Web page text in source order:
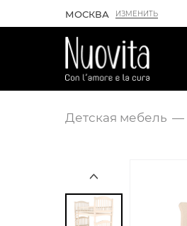
МОСКВА ИЗМЕНИТЬ
Детская мебель
Карточка